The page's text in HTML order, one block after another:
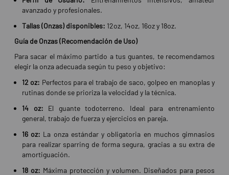
avanzado y profesionales.
Tallas (Onzas) disponibles: 12oz, 14oz, 16oz y 18oz.
Guía de Onzas (Recomendación de Uso)
Para sacar el máximo partido a tus guantes, te recomendamos
elegir la onza adecuada según tu peso y objetivo:
12 oz: Perfectos para el trabajo de saco, golpeo en manoplas y
rutinas donde se prioriza la velocidad y la técnica.
14 oz: El guante todoterreno. Ideal para entrenamiento
general, trabajo de fuerza y ejercicios en pareja.
16 oz: La onza estándar y obligatoria en muchos gimnasios
para realizar sparring de forma segura, gracias a su extra de
amortiguación.
18 oz: Máxima protección y volumen. Diseñados para pesos